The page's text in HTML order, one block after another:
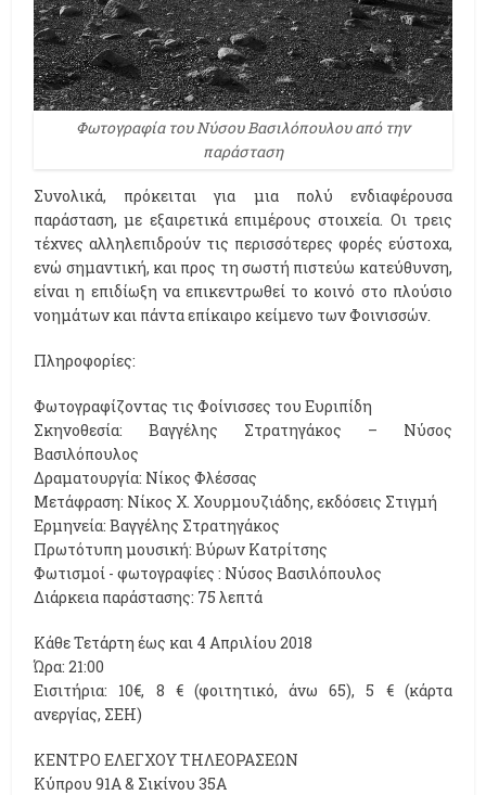
Φωτογραφία του Νύσου Βασιλόπουλου από την
παράσταση
Συνολικά, πρόκειται για μια πολύ ενδιαφέρουσα
παράσταση, με εξαιρετικά επιμέρους στοιχεία. Οι τρεις
τέχνες αλληλεπιδρούν τις περισσότερες φορές εύστοχα,
ενώ σημαντική, και προς τη σωστή πιστεύω κατεύθυνση,
είναι η επιδίωξη να επικεντρωθεί το κοινό στο πλούσιο
νοημάτων και πάντα επίκαιρο κείμενο των Φοινισσών.
Πληροφορίες:
Φωτογραφίζοντας τις Φοίνισσες του Ευριπίδη
Σκηνοθεσία: Βαγγέλης Στρατηγάκος – Νύσος
Βασιλόπουλος
Δραματουργία: Νίκος Φλέσσας
Mετάφραση: Νίκος Χ. Χουρμουζιάδης, εκδόσεις Στιγμή
Ερμηνεία: Βαγγέλης Στρατηγάκος
Πρωτότυπη μουσική: Βύρων Κατρίτσης
Φωτισμοί - φωτογραφίες : Νύσος Βασιλόπουλος
Διάρκεια παράστασης: 75 λεπτά
Κάθε Τετάρτη έως και 4 Απριλίου 2018
Ώρα: 21:00
Εισιτήρια: 10€, 8 € (φοιτητικό, άνω 65), 5 € (κάρτα
ανεργίας, ΣΕΗ)
ΚΕΝΤΡΟ ΕΛΕΓΧΟΥ ΤΗΛΕΟΡΑΣΕΩΝ
Κύπρου 91Α & Σικίνου 35Α